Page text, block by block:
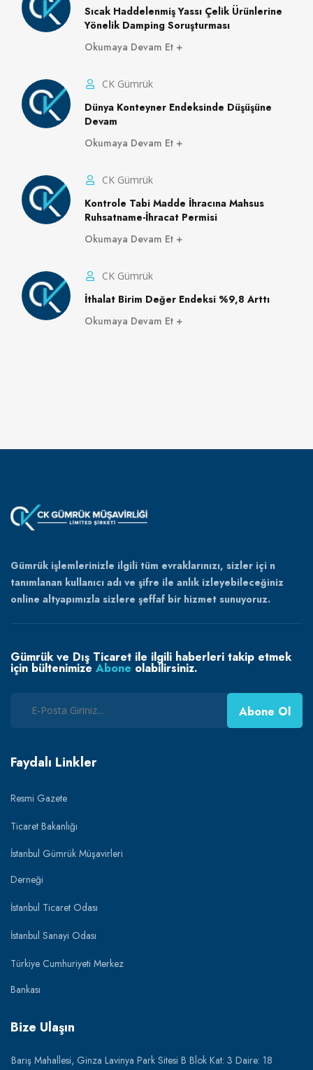
Sıcak Haddelenmiş Yassı Çelik Ürünlerine
Yönelik Damping Soruşturması
Okumaya Devam Et
CK Gümrük
Dünya Konteyner Endeksinde Düşüşüne
Devam
Okumaya Devam Et
CK Gümrük
Kontrole Tabi Madde İhracına Mahsus
Ruhsatname-İhracat Permisi
Okumaya Devam Et
CK Gümrük
İthalat Birim Değer Endeksi %9,8 Arttı
Okumaya Devam Et
Gümrük işlemlerinizle ilgili tüm evraklarınızı, sizler içi n
tanımlanan kullanıcı adı ve şifre ile anlık izleyebileceğiniz
online altyapımızla sizlere şeffaf bir hizmet sunuyoruz.
Gümrük ve Dış Ticaret ile ilgili haberleri takip etmek
için bültenimize Abone olabilirsiniz.
Abone Ol
Faydalı Linkler
Resmi Gazete
Ticaret Bakanlığı
İstanbul Gümrük Müşavirleri
Derneği
İstanbul Ticaret Odası
İstanbul Sanayi Odası
Türkiye Cumhuriyeti Merkez
Bankası
Bize Ulaşın
Barış Mahallesi, Ginza Lavinya Park Sitesi B Blok Kat: 3 Daire: 18